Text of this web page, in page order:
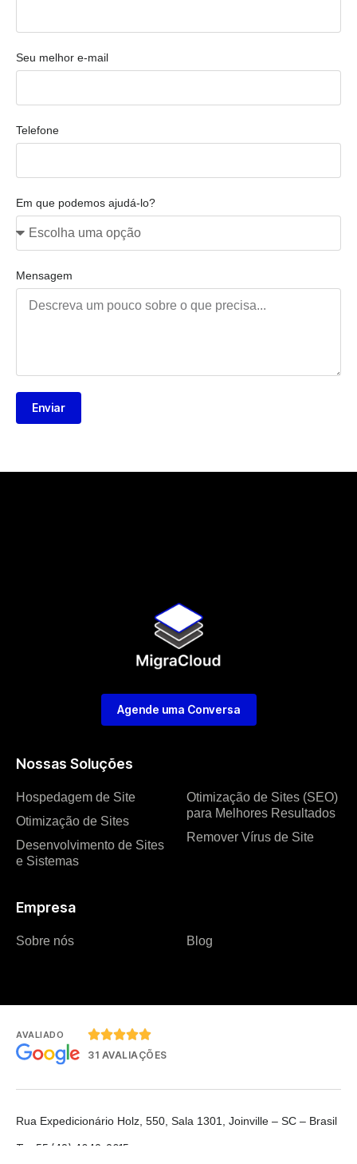
Seu melhor e-mail
Telefone
Em que podemos ajudá-lo?
Mensagem
Enviar
Nossas Soluções
Hospedagem de Site
Otimização de Sites
Desenvolvimento de Sites
e Sistemas
Otimização de Sites (SEO)
para Melhores Resultados
Remover Vírus de Site
Empresa
Sobre nós Blog
Agende uma Conversa
AVALIADO 
31 AVALIAÇÕES
Rua Expedicionário Holz, 550, Sala 1301, Joinville – SC – Brasil
T: +55 (48) 4042-2015